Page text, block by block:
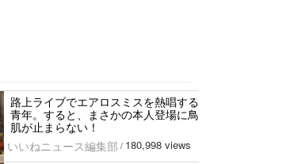
路上ライブでエアロスミスを熱唱する
青年。すると、まさかの本人登場に鳥
肌が止まらない！
いいねニュース編集部 / 180,998 views